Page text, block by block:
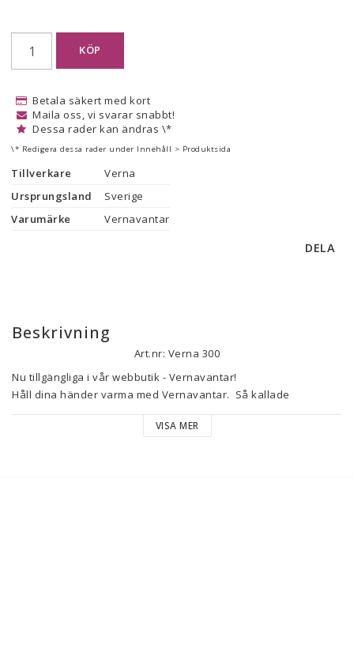
KÖP
Betala säkert med kort
Maila oss, vi svarar snabbt!
Dessa rader kan ändras \*
\* Redigera dessa rader under Innehåll > Produktsida
Tillverkare
Verna
Ursprungsland
Sverige
Varumärke
Vernavantar
DELA
Beskrivning
Art.nr: Verna 300
Nu tillgängliga i vår webbutik - Vernavantar!
Håll dina händer varma med Vernavantar.  Så kallade
torgvantar eller halvvantar.
Vernavantar är tillverkade av slitstark och hållbar ull och
VISA MER